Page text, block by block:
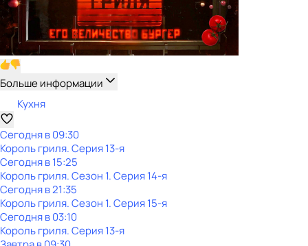
Больше информации
Кухня
Сегодня в 09:30
Король гриля. Серия 13-я
Сегодня в 15:25
Король гриля. Сезон 1. Серия 14-я
Сегодня в 21:35
Король гриля. Сезон 1. Серия 15-я
Сегодня в 03:10
Король гриля. Серия 13-я